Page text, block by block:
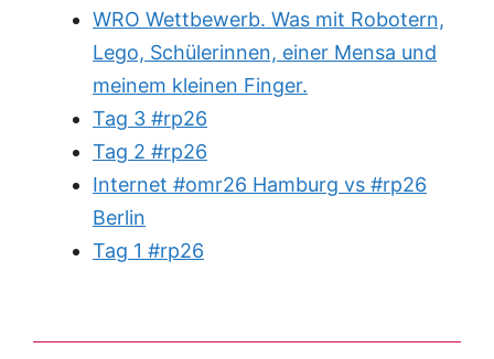
WRO Wettbewerb. Was mit Robotern,
Lego, Schülerinnen, einer Mensa und
meinem kleinen Finger.
Tag 3 #rp26
Tag 2 #rp26
Internet #omr26 Hamburg vs #rp26
Berlin
Tag 1 #rp26